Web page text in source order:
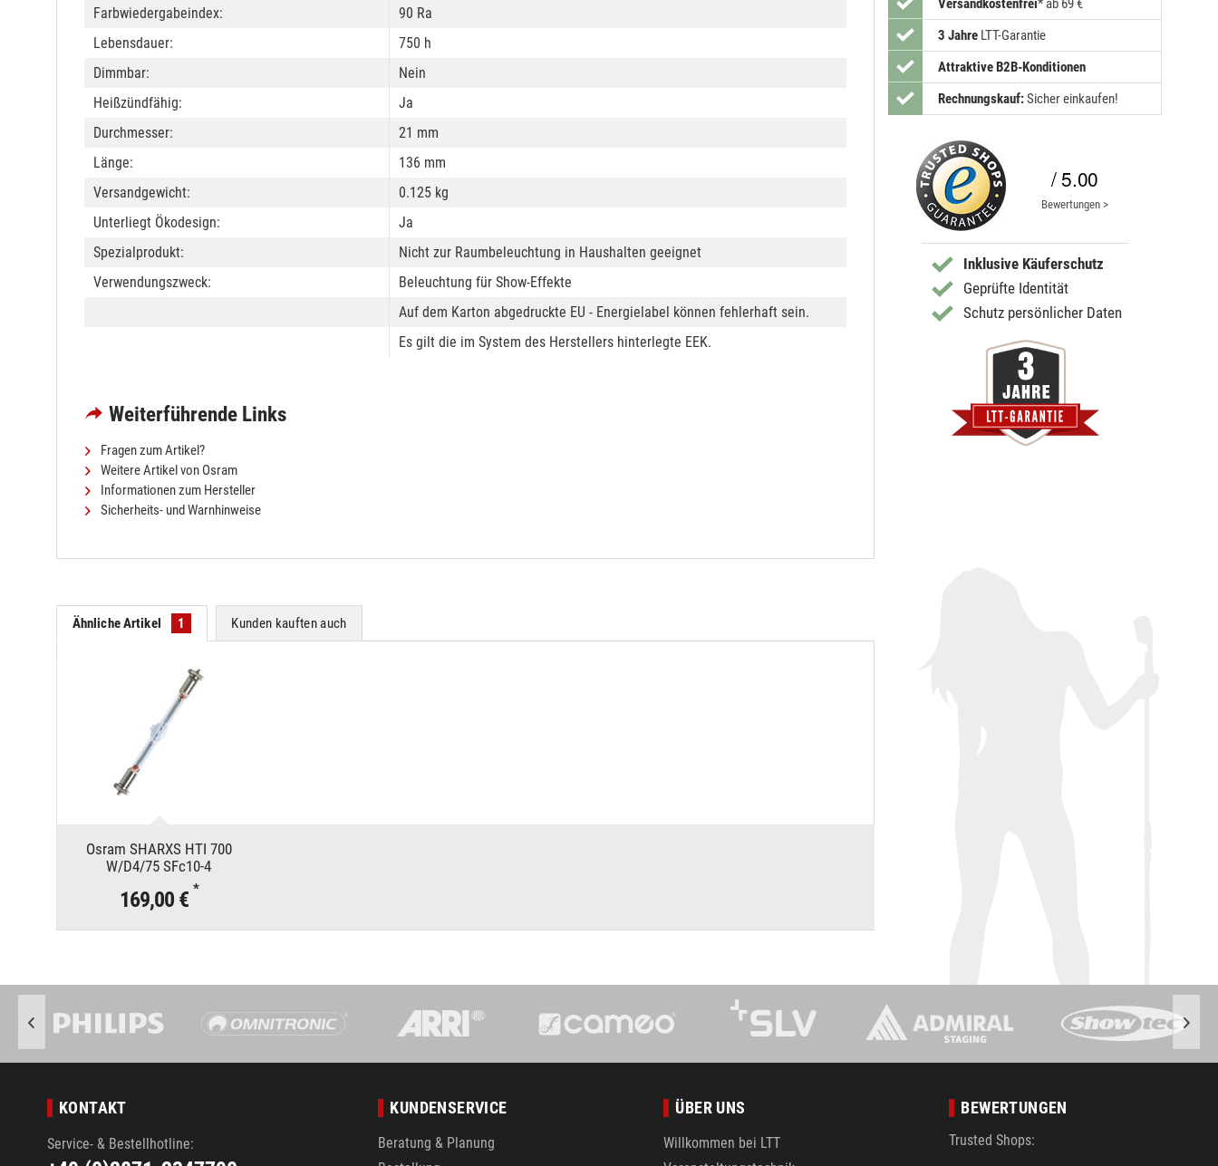
Farbwiedergabeindex:
90 Ra
Lebensdauer:
750 h
Dimmbar:
Nein
Heißzündfähig:
Ja
Durchmesser:
21 mm
Länge:
136 mm
Versandgewicht:
0.125 kg
Unterliegt Ökodesign:
Ja
Spezialprodukt:
Nicht zur Raumbeleuchtung in Haushalten geeignet
Verwendungszweck:
Beleuchtung für Show-Effekte
Auf dem Karton abgedruckte EU - Energielabel können fehlerhaft sein.
Es gilt die im System des Herstellers hinterlegte EEK.
Weiterführende Links
Fragen zum Artikel?
Weitere Artikel von Osram
Informationen zum Hersteller
Sicherheits- und Warnhinweise
Versandkostenfrei* ab 69 €
3 Jahre LTT-Garantie
Attraktive B2B-Konditionen
Rechnungskauf:Sicher einkaufen!
/ 5.00
Bewertungen >
Inklusive Käuferschutz
Geprüfte Identität
Schutz persönlicher Daten
Ähnliche Artikel 1 Kunden kauften auch
Osram SHARXS HTI 700
W/D4/75 SFc10-4
169,00 € *
KONTAKT
Service- & Bestellhotline:
KUNDENSERVICE
Beratung & Planung
ÜBER UNS
Willkommen bei LTT
BEWERTUNGEN
Trusted Shops: